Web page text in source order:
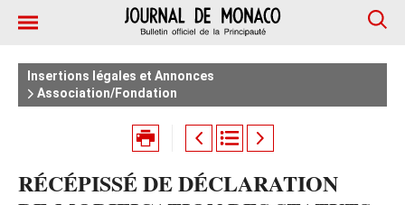
Insertions légales et Annonces
Association/Fondation
RÉCÉPISSÉ DE DÉCLARATION